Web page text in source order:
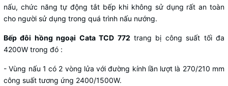
nấu, chức năng tự động tắt bếp khi không sử dụng rất an toàn
cho người sử dụng trong quá trình nấu nướng.
Bếp đôi hồng ngoại Cata TCD 772 trang bị công suất tối đa
4200W trong đó :
- Vùng nấu 1 có 2 vòng lửa với đường kính lần lượt là 270/210 mm
công suất tương ứng 2400/1500W.